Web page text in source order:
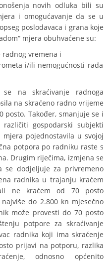
novih odluka bili su
i omogućavanje da se u
poslodavaca i grana koje
mjera obuhvaćene su:
radnog vremena i
i/ili nemogućnosti rada
na skraćivanje radnoga
na skraćeno radno vrijeme
posto. Također, smanjuje se i
gospodarski subjekti
pojednostavila u svojoj
potpora po radniku raste s
Drugim riječima, izmjena se
se dodjeljuje za privremeno
radnika u trajanju kraćem
ne kraćem od 70 posto
do 2.800 kn mjesečno
može provesti do 70 posto
potpore za skraćivanje
radnika koji ima skraćenje
prijavi na potporu, razlika
odnosno općenito